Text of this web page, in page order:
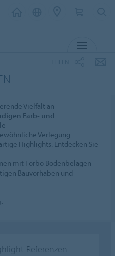
Vielfalt an
Farb- und
Verlegung
Highlights. Entdecken Sie
mit Forbo Bodenbelägen
Bauvorhaben und
Referenzen